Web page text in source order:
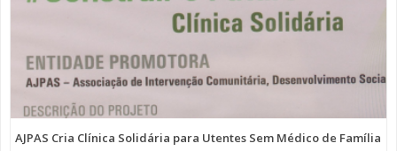
AJPAS Cria Clínica Solidária para Utentes Sem Médico de Família